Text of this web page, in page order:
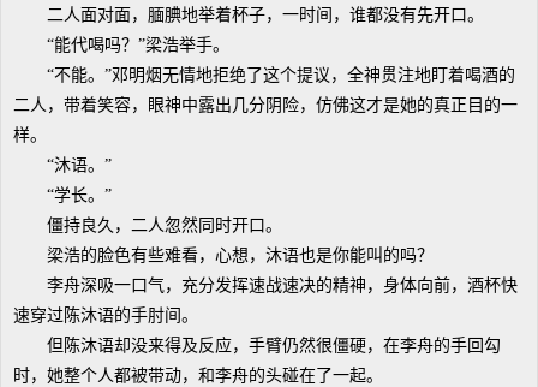
二人面对面，腼腆地举着杯子，一时间，谁都没有先开口。
“能代喝吗？”梁浩举手。
“不能。”邓明烟无情地拒绝了这个提议，全神贯注地盯着喝酒的
二人，带着笑容，眼神中露出几分阴险，仿佛这才是她的真正目的一
样。
“沐语。”
“学长。”
僵持良久，二人忽然同时开口。
梁浩的脸色有些难看，心想，沐语也是你能叫的吗？
李舟深吸一口气，充分发挥速战速决的精神，身体向前，酒杯快
速穿过陈沐语的手肘间。
但陈沐语却没来得及反应，手臂仍然很僵硬，在李舟的手回勾
时，她整个人都被带动，和李舟的头碰在了一起。